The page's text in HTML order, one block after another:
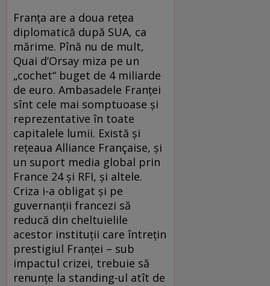
Franţa are a doua reţea
diplomatică după SUA, ca
mărime. Pînă nu de mult,
Quai d’Orsay miza pe un
„cochet“ buget de 4 miliarde
de euro. Ambasadele Franţei
sînt cele mai somptuoase şi
reprezentative în toate
capitalele lumii. Există şi
reţeaua Alliance Française, şi
un suport media global prin
France 24 şi RFI, şi altele.
Criza i-a obligat şi pe
guvernanţii francezi să
reducă din cheltuielile
acestor instituţii care întreţin
prestigiul Franţei – sub
impactul crizei, trebuie să
renunţe la standing-ul atît de